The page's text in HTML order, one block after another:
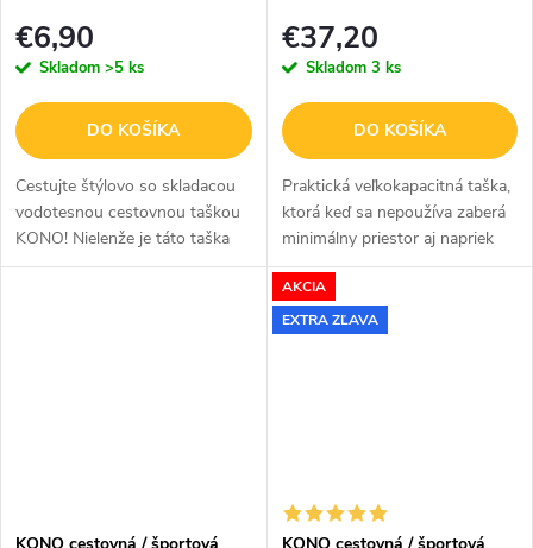
€6,90
Skladom >5 ks
DO KOŠÍKA
Cestujte štýlovo so skladacou
vodotesnou cestovnou taškou
KONO! Nielenže je táto taška
ideálna na krátke cesty a
€37,20
Skladom 3 ks
DO KOŠÍKA
Praktická veľkokapacitná taška,
ktorá keď sa nepoužíva zaberá
minimálny priestor aj napriek
tomu, že má kolieska a môžete
ju pohodlne prenášať. V navy
prevedení. 80L
AKCIA
EXTRA ZĽAVA